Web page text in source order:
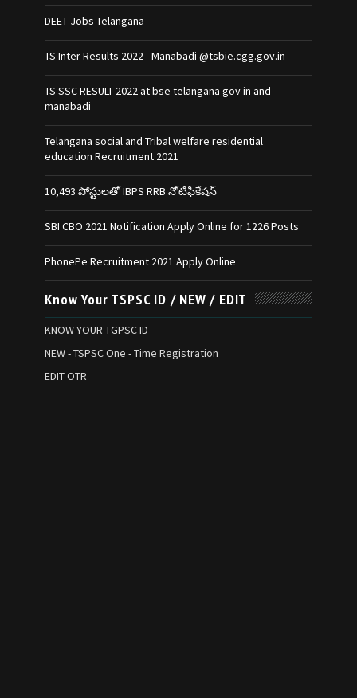
DEET Jobs Telangana
TS Inter Results 2022 - Manabadi @tsbie.cgg.gov.in
TS SSC RESULT 2022 at bse telangana gov in and
manabadi
Telangana social and Tribal welfare residential
education Recruitment 2021
10,493 పోస్టులతో IBPS RRB నోటిఫికేషన్‌
SBI CBO 2021 Notification Apply Online for 1226 Posts
PhonePe Recruitment 2021 Apply Online
Know Your TSPSC ID / NEW / EDIT
KNOW YOUR TGPSC ID
NEW - TSPSC One - Time Registration
EDIT OTR